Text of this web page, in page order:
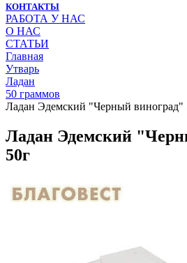
КОНТАКТЫ
РАБОТА У НАС
О НАС
СТАТЬИ
Главная
Утварь
Ладан
50 граммов
Ладан Эдемский "Черный виноград"
Ладан Эдемский
50г